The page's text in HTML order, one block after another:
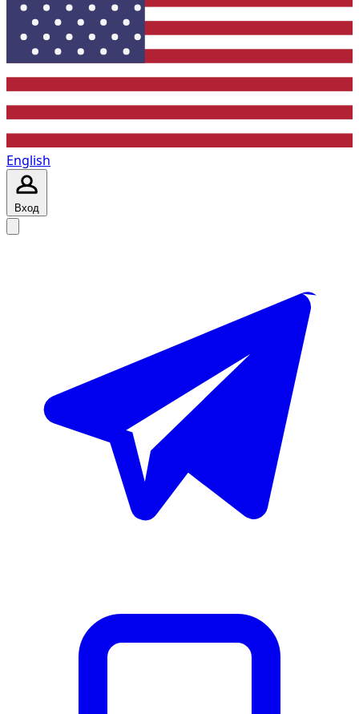
English
Вход